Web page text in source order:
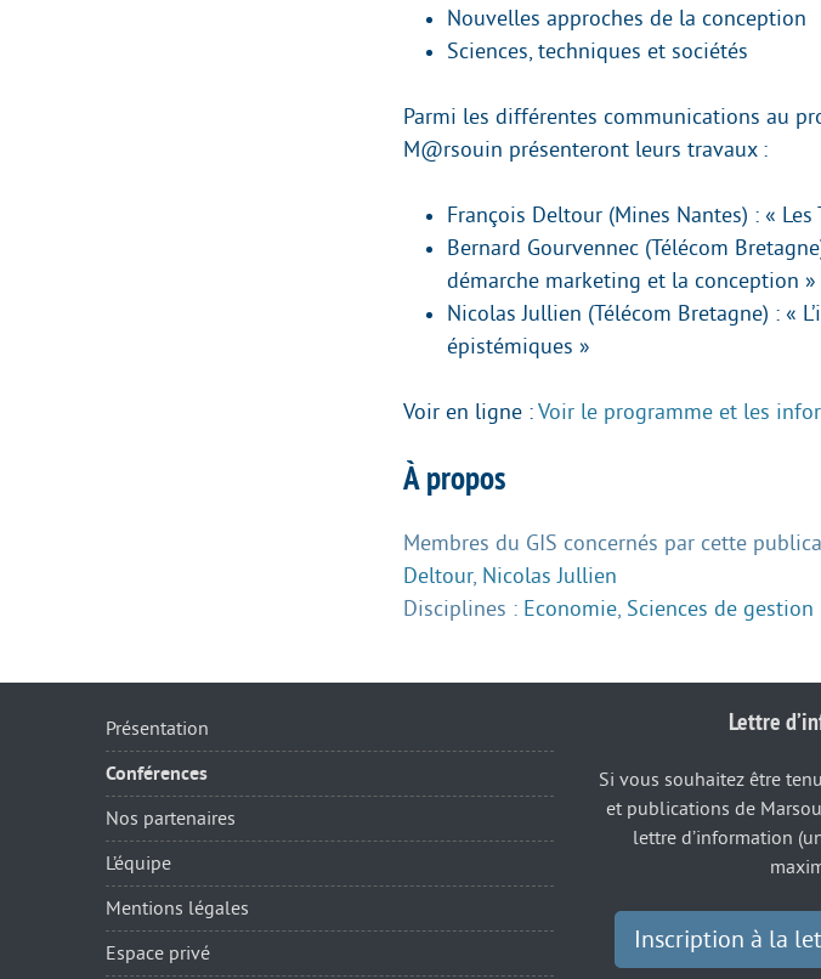
Nouvelles approches de la conception
Sciences, techniques et sociétés
Parmi les différentes communications au
M@rsouin présenteront leurs travaux :
François Deltour (Mines Nantes) : «
Bernard Gourvennec (Télécom
démarche marketing et la conception »
Nicolas Jullien (Télécom Bretagne) : «
épistémiques »
Voir en ligne : Voir le programme et les
À propos
Membres du GIS concernés par cette
Deltour, Nicolas Jullien
Disciplines : Economie, Sciences de gestion
Présentation
Conférences
Nos partenaires
L’équipe
Mentions légales
Espace privé
Lettre
Si vous souhaitez être
et publications de
lettre d’information
Inscription à la